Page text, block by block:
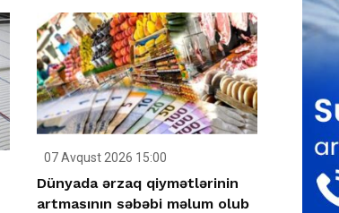
07 Avqust 2026 15:00
Dünyada ərzaq qiymətlərinin
artmasının səbəbi məlum olub